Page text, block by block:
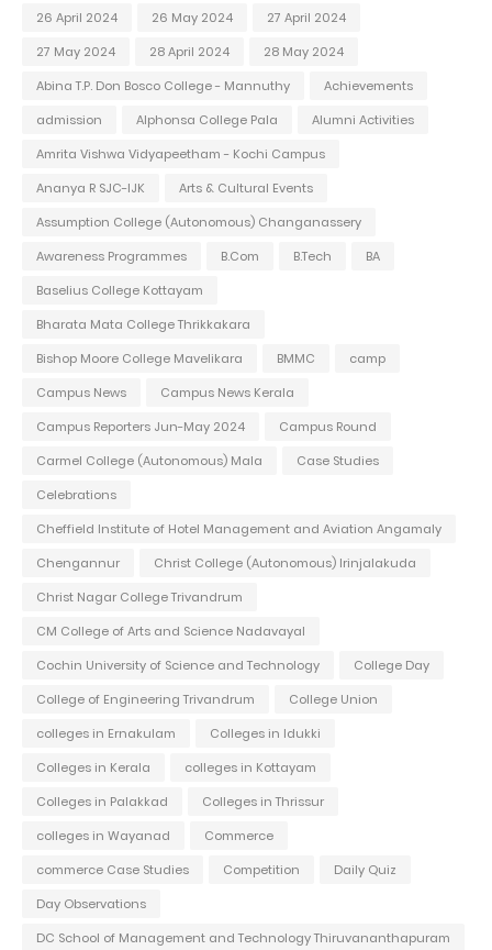
26 April 2024
26 May 2024
27 April 2024
27 May 2024
28 April 2024
28 May 2024
Abina T.P. Don Bosco College - Mannuthy
Achievements
admission
Alphonsa College Pala
Alumni Activities
Amrita Vishwa Vidyapeetham - Kochi Campus
Ananya R SJC-IJK
Arts & Cultural Events
Assumption College (Autonomous) Changanassery
Awareness Programmes
B.Com B.Tech
BA
Baselius College Kottayam
Bharata Mata College Thrikkakara
Bishop Moore College Mavelikara
BMMC
camp
Campus News
Campus News Kerala
Campus Reporters Jun-May 2024
Campus Round
Carmel College (Autonomous) Mala
Case Studies
Celebrations
Cheffield Institute of Hotel Management and Aviation Angamaly
Chengannur
Christ College (Autonomous) Irinjalakuda
Christ Nagar College Trivandrum
CM College of Arts and Science Nadavayal
Cochin University of Science and Technology
College Day
College of Engineering Trivandrum
College Union
colleges in Ernakulam
Colleges in Idukki
Colleges in Kerala
colleges in Kottayam
Colleges in Palakkad
Colleges in Thrissur
colleges in Wayanad
Commerce
commerce Case Studies
Competition
Daily Quiz
Day Observations
DC School of Management and Technology Thiruvananthapuram